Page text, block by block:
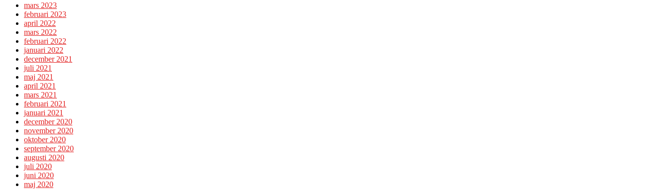
mars 2023
februari 2023
april 2022
mars 2022
februari 2022
januari 2022
december 2021
juli 2021
maj 2021
april 2021
mars 2021
februari 2021
januari 2021
december 2020
november 2020
oktober 2020
september 2020
augusti 2020
juli 2020
juni 2020
maj 2020